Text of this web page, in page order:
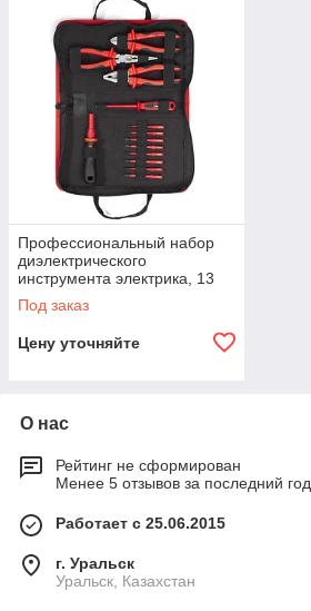
Профессиональный набор
диэлектрического
инструмента электрика, 13
предметов, серия «СЛИМ»
НИО-3312 КВТ НИО-3312
Под заказ
Цену уточняйте
О нас
Рейтинг не сформирован
Менее 5 отзывов за последний год
Работает с 25.06.2015
г. Уральск
Уральск, Казахстан